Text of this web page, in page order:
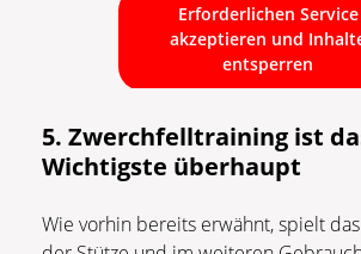
Erforderlichen Service
akzeptieren und
entsperren
5. Zwerchfelltraining ist
Wichtigste überhaupt
Wie vorhin bereits erwähnt, spielt